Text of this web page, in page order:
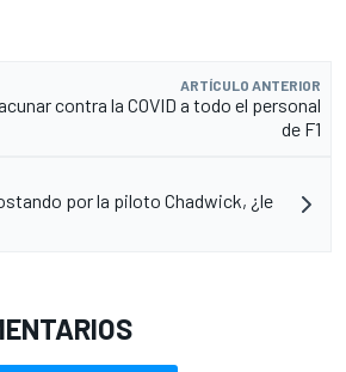
ARTÍCULO ANTERIOR
contra la COVID a todo el personal
de F1
por la piloto Chadwick, ¿le